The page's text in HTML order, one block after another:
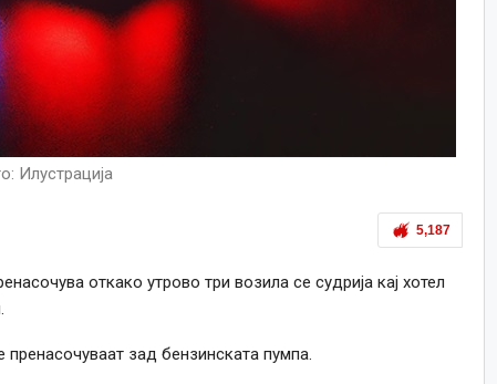
Илустрација
5,187
откако утрово три возила се судрија кај хотел
пренасочуваат зад бензинската пумпа.